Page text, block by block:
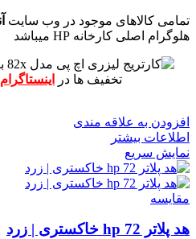
تمامی کالاهای موجود در وب سایت
هلوگرام اصلی کارخانه HP میباشد
تخفیف ها در
اینستاگرام
افزودن به علاقه مندی
اطلاعات بیشتر
نمایش سریع
مقايسه
هد پلاتر 72 hp خاکستری | زرد